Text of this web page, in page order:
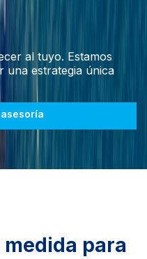
al tuyo. Estamos
una estrategia única
para